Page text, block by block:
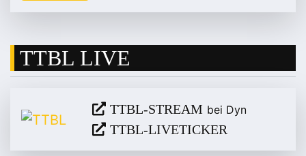
TTBL LIVE
TTBL-STREAM bei Dyn
TTBL-LIVETICKER